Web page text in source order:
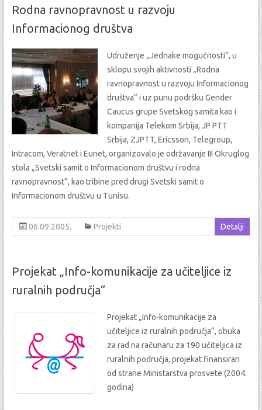
Rodna ravnopravnost u razvoju
Informacionog društva
Udruženje „Jednake mogućnosti“, u
sklopu svojih aktivnosti „Rodna
ravnopravnost u razvoju Informacionog
društva“ i uz punu podršku Gender
Caucus grupe Svetskog samita kao i
kompanija Telekom Srbija, JP PTT
Srbija, ZJPTT, Ericsson, Telegroup,
Intracom, Veratnet i Eunet, organizovalo je održavanje III Okruglog
stola „Svetski samit o Informacionom društvu i rodna
ravnopravnost“, kao tribine pred drugi Svetski samit o
Informacionom društvu u Tunisu.
06.09.2005. Projekti Detalji
Projekat „Info-komunikacije za učiteljice iz
ruralnih područja“
Projekat „Info-komunikacije za
učiteljice iz ruralnih područja“, obuka
za rad na računaru za 190 učiteljica iz
ruralnih područja, projekat finansiran
od strane Ministarstva prosvete (2004.
godina)